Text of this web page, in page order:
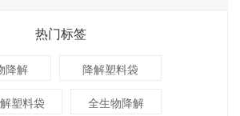
热门标签
降解 降解塑料袋
塑料袋 全生物降解